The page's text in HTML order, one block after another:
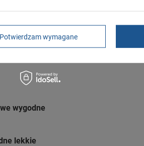
Polska
wygodne
lekkie
Potwierdzam wymagane